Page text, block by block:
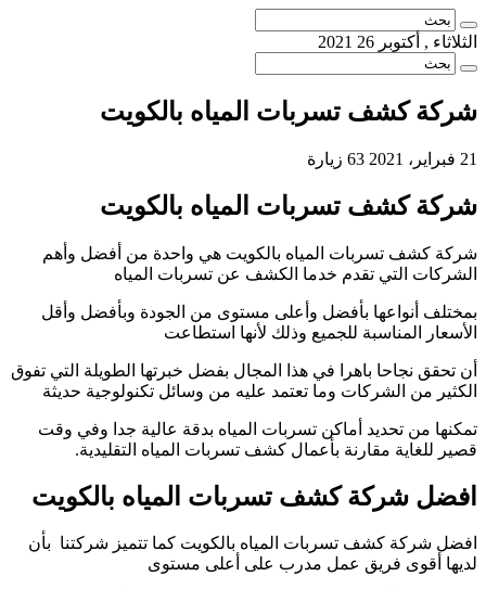
الثلاثاء , أكتوبر 26 2021
شركة كشف تسربات المياه بالكويت
21 فبراير، 2021 63 زيارة
شركة كشف تسربات المياه بالكويت
شركة كشف تسربات المياه بالكويت هي واحدة من أفضل وأهم
الشركات التي تقدم خدما الكشف عن تسربات المياه
بمختلف أنواعها بأفضل وأعلى مستوى من الجودة وبأفضل وأقل
الأسعار المناسبة للجميع وذلك لأنها استطاعت
أن تحقق نجاحا باهرا في هذا المجال بفضل خبرتها الطويلة التي تفوق
الكثير من الشركات وما تعتمد عليه من وسائل تكنولوجية حديثة
تمكنها من تحديد أماكن تسربات المياه بدقة عالية جدا وفي وقت
قصير للغاية مقارنة بأعمال كشف تسربات المياه التقليدية.
افضل شركة كشف تسربات المياه بالكويت
افضل شركة كشف تسربات المياه بالكويت كما تتميز شركتنا بأن
لديها أقوى فريق عمل مدرب على أعلى مستوى